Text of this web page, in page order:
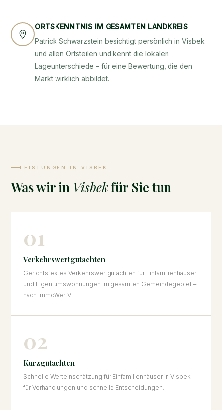
ORTSKENNTNIS IM GESAMTEN LANDKREIS
Patrick Schwarzstein besichtigt persönlich in Visbek
und allen Ortsteilen und kennt die lokalen
Lageunterschiede – für eine Bewertung, die den
Markt wirklich abbildet.
LEISTUNGEN IN VISBEK
Was wir in Visbekfür Sie tun
01
Verkehrswertgutachten
Gerichtsfestes Verkehrswertgutachten für Einfamilienhäuser
und Eigentumswohnungen im gesamten Gemeindegebiet –
nach ImmoWertV.
02
Kurzgutachten
Schnelle Werteinschätzung für Einfamilienhäuser in Visbek –
für Verhandlungen und schnelle Entscheidungen.